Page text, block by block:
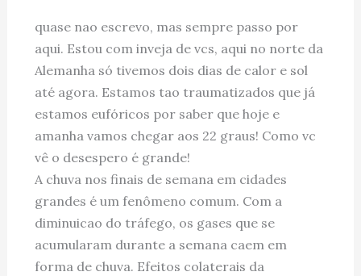
quase nao escrevo, mas sempre passo por
aqui. Estou com inveja de vcs, aqui no norte da
Alemanha só tivemos dois dias de calor e sol
até agora. Estamos tao traumatizados que já
estamos eufóricos por saber que hoje e
amanha vamos chegar aos 22 graus! Como vc
vê o desespero é grande!
A chuva nos finais de semana em cidades
grandes é um fenômeno comum. Com a
diminuicao do tráfego, os gases que se
acumularam durante a semana caem em
forma de chuva. Efeitos colaterais da